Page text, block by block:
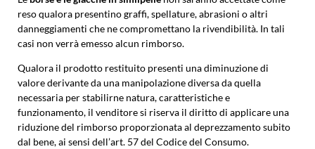
reso qualora presentino graffi, spellature, abrasioni o altri
danneggiamenti che ne compromettano la rivendibilità. In tali
casi non verrà emesso alcun rimborso.
Qualora il prodotto restituito presenti una diminuzione di
valore derivante da una manipolazione diversa da quella
necessaria per stabilirne natura, caratteristiche e
funzionamento, il venditore si riserva il diritto di applicare una
riduzione del rimborso proporzionata al deprezzamento subito
dal bene, ai sensi dell’art. 57 del Codice del Consumo.